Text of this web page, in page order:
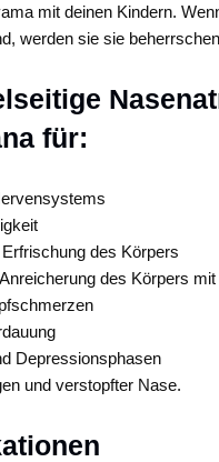
mit deinen Kindern.
werden sie sie
für:
des Körpers
des Körpers
Depressionsphasen
und verstopfter Nase.